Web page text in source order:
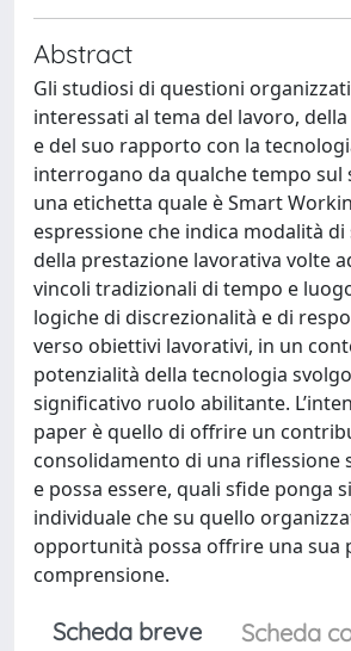
Abstract
Gli studiosi di questioni
interessati al tema del lavoro,
e del suo rapporto con la
interrogano da qualche tempo sul
una etichetta quale è Smart
espressione che indica modalità
della prestazione lavorativa volte
vincoli tradizionali di tempo e
logiche di discrezionalità e di
verso obiettivi lavorativi, in un
potenzialità della tecnologia
significativo ruolo abilitante.
paper è quello di offrire un
consolidamento di una riflessione
e possa essere, quali sfide ponga
individuale che su quello
opportunità possa offrire una sua
comprensione.
Scheda breve
Scheda